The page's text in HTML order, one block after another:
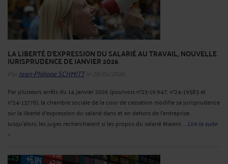
LA LIBERTÉ D'EXPRESSION DU SALARIÉ AU TRAVAIL, NOUVELLE
JURISPRUDENCE DE JANVIER 2026
Par Jean-Philippe SCHMITTle 28/01/2026
Par plusieurs arrêts du 14 janvier 2026 (pourvois n°23-19.947, n°24-19583 et
n°24-13778), la chambre sociale de la cour de cassation modifie sa jurisprudence
sur la liberté d’expression du salarié dans et en dehors de l’entreprise.
Jusqu'alors, les juges recherchaient si les propos du salarié étaient ... Lire la suite
>